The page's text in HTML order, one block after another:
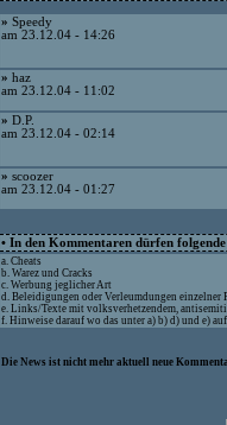
» Speedy
am 23.12.04 - 14:26
» haz
am 23.12.04 - 11:02
» D.P.
am 23.12.04 - 02:14
» scoozer
am 23.12.04 - 01:27
• In den Kommentaren dürfen
a. Cheats
b. Warez und Cracks
c. Werbung jeglicher Art
d. Beleidigungen oder Verleumdungen einzelner
e. Links/Texte mit volksverhetzendem,
f. Hinweise darauf wo das unter a) b) d) und e)
Die News ist nicht mehr aktuell neue